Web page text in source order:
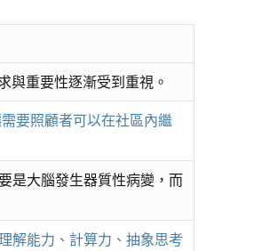
與重要性逐漸受到重視。
要照顧者可以在社區內繼
是大腦發生器質性病變，而
解能力、計算力、抽象思考